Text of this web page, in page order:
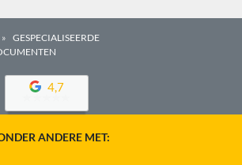
GESPECIALISEERDE
4,7
ANDERE MET: